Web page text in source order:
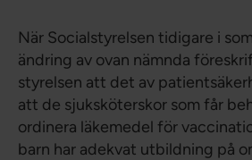
När Socialstyrelsen tidigare i
ändring av ovan nämnda
styrelsen att det av
att de sjuksköterskor som får
ordinera läkemedel för
barn har adekvat utbildning på